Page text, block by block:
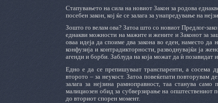
Стапувањето на сила на новиот Закон за родова
посебен закон, кој ќе се залага за унапредување на
Зошто го велам ова? Затоа што со новиот Предлог-
еднакви можности на мажите и жените и Законот за
оваа идеја да споиме два закона во еден, наместо
конфузија и контрадикторности, разводнувајќи ја
агенди и борби. Заблуда на која можат да ѝ позавидат
Едно е да се препишуваат транспаренти, а сосема
второто – за неукост. Затоа повеќепати повторувам
залага за нејзина рамноправност, таа станува
малициозен обид за субверзирање на
до вториот спорен момент.